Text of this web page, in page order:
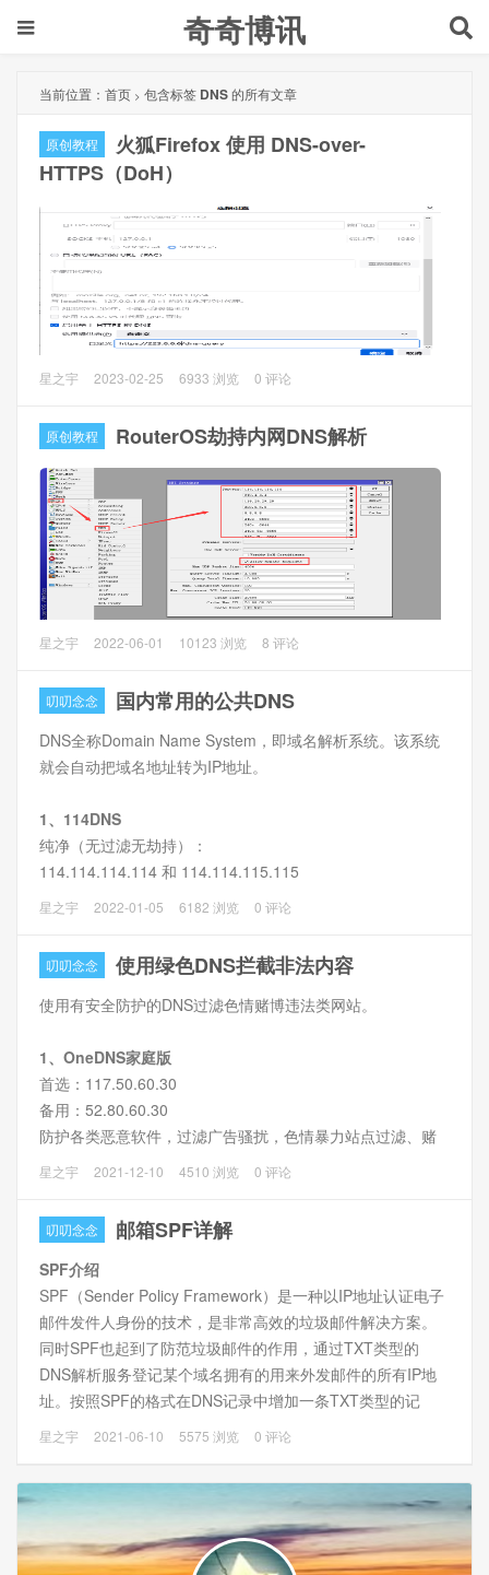
奇奇博讯
当前位置： 首页 > 包含标签 DNS的所有文章
原创教程
火狐Firefox 使用 DNS-over-
HTTPS（DoH）
DNS over HTTPS（DoH）是一个进行安全化的域名解析方
在443端口，由RFC 8484定义，旨在避免原始DNS协议中用
户的DNS解析请求被窃听或者修改。
操作方法
1、FireFox菜单 -> 设置 -> 网络设置，连接设置中勾选
基于 HTTPS 的 DNS
，选用提供商选择自定义
DoH服务器地址
（如阿里DoH：https://223.6.6.6/dns-
query）
星之宇 2023-02-25 6933 浏览 0 评论
原创教程 RouterOS劫持内网DNS解析
本文主要讲RouterOS对内网DNS解析的劫持，包括使用公网
1、DNS劫持
1.1 DNS劫持就是通过技术手段，来控制用户解析域名的IP地
址。如www.77bx.com正常解析返回是1.1.1.1，现在需要内
网用户访问www.77bx.com解析IP返回192.168.1.2，进而控
1.2 内网做DNS劫持，既减少了公网访问的连接数，又可以控
制内网用户对于域名的访问，比如公司禁止访问视频网站，
那么就可以劫持到内网的一个提示页面上。
星之宇 2022-06-01 10123 浏览 8 评论
叨叨念念 国内常用的公共DNS
DNS全称Domain Name System，即域名解析系统。该系统
就会自动把域名地址转为IP地址。
1、114DNS
纯净（无过滤无劫持）：
114.114.114.114 和 114.114.115.115
安全（过滤病毒木马）：114.114.114.119 和
绿色（过滤色情网站）：114.114.114.110 和
114.114.115.110
星之宇 2022-01-05 6182 浏览 0 评论
叨叨念念 使用绿色DNS拦截非法内容
使用有安全防护的DNS过滤色情赌博违法类网站。
1、OneDNS家庭版
首选：117.50.60.30
备用：52.80.60.30
防护各类恶意软件，过滤广告骚扰，色情暴力站点过滤、赌
博站点过滤功能，更好的净化家庭网络环境。
星之宇 2021-12-10 4510 浏览 0 评论
叨叨念念 邮箱SPF详解
SPF介绍
SPF（Sender Policy Framework）是一种以IP地址认证电子
邮件发件人身份的技术，是非常高效的垃圾邮件解决方案。
同时SPF也起到了防范垃圾邮件的作用，通过TXT类型的
DNS解析服务登记某个域名拥有的用来外发邮件的所有IP地
址。按照SPF的格式在DNS记录中增加一条TXT类型的记
录，将提高该域名的信誉度，同时可以防止垃圾邮件伪造该
SPF记录，来确定发件人的IP地址是否被包含在SPF记录里
面，如果在，就认为是一封正确的邮件，否则会认为是一封
伪造的邮件进行退回。
星之宇 2021-06-10 5575 浏览 0 评论